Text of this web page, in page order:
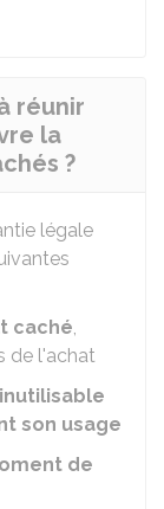
réunir
la
?
légale
caché,
de l'achat
inutilisable
son usage
de